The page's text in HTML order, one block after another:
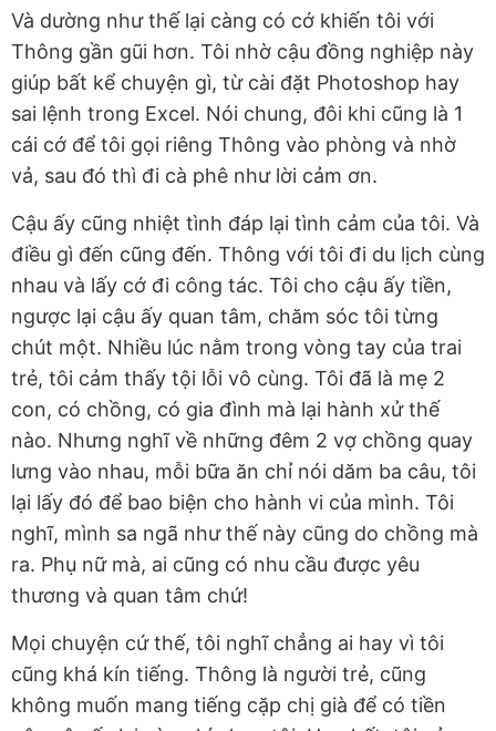
Và dường như thế lại càng có cớ khiến tôi với
Thông gần gũi hơn. Tôi nhờ cậu đồng nghiệp này
giúp bất kể chuyện gì, từ cài đặt Photoshop hay
sai lệnh trong Excel. Nói chung, đôi khi cũng là 1
cái cớ để tôi gọi riêng Thông vào phòng và nhờ
vả, sau đó thì đi cà phê như lời cảm ơn.
Cậu ấy cũng nhiệt tình đáp lại tình cảm của tôi. Và
điều gì đến cũng đến. Thông với tôi đi du lịch cùng
nhau và lấy cớ đi công tác. Tôi cho cậu ấy tiền,
ngược lại cậu ấy quan tâm, chăm sóc tôi từng
chút một. Nhiều lúc nằm trong vòng tay của trai
trẻ, tôi cảm thấy tội lỗi vô cùng. Tôi đã là mẹ 2
con, có chồng, có gia đình mà lại hành xử thế
nào. Nhưng nghĩ về những đêm 2 vợ chồng quay
lưng vào nhau, mỗi bữa ăn chỉ nói dăm ba câu, tôi
lại lấy đó để bao biện cho hành vi của mình. Tôi
nghĩ, mình sa ngã như thế này cũng do chồng mà
ra. Phụ nữ mà, ai cũng có nhu cầu được yêu
thương và quan tâm chứ!
Mọi chuyện cứ thế, tôi nghĩ chẳng ai hay vì tôi
cũng khá kín tiếng. Thông là người trẻ, cũng
không muốn mang tiếng cặp chị già để có tiền